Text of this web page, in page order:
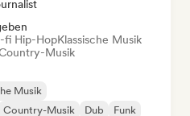
fi Hip-HopKlassische Musik
Musik
Musik
Country-Musik Dub Funk